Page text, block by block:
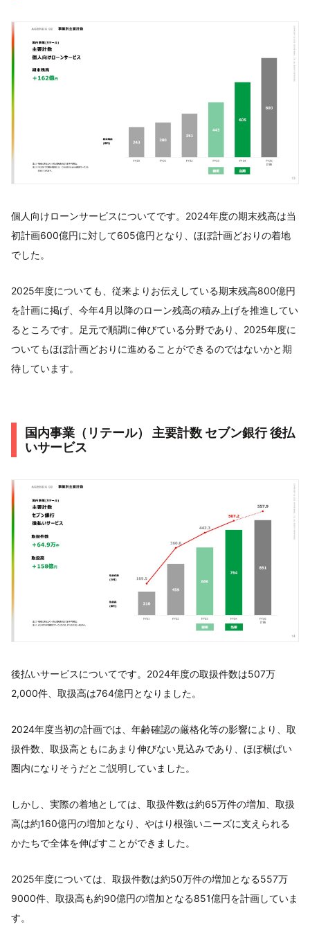
個人向けローンサービスについてです。2024年度の期末残高は当
初計画600億円に対して605億円となり、ほぼ計画どおりの着地
でした。
2025年度についても、従来よりお伝えしている期末残高800億円
を計画に掲げ、今年4月以降のローン残高の積み上げを推進してい
るところです。足元で順調に伸びている分野であり、2025年度に
ついてもほぼ計画どおりに進めることができるのではないかと期
待しています。
国内事業（リテール） 主要計数 セブン銀行 後払
いサービス
後払いサービスについてです。2024年度の取扱件数は507万
2,000件、取扱高は764億円となりました。
2024年度当初の計画では、年齢確認の厳格化等の影響により、取
扱件数、取扱高ともにあまり伸びない見込みであり、ほぼ横ばい
圏内になりそうだとご説明していました。
しかし、実際の着地としては、取扱件数は約65万件の増加、取扱
高は約160億円の増加となり、やはり根強いニーズに支えられる
かたちで全体を伸ばすことができました。
2025年度については、取扱件数は約50万件の増加となる557万
9000件、取扱高も約90億円の増加となる851億円を計画していま
す。